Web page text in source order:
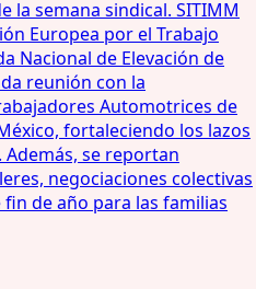
la semana sindical. SITIMM
Europea por el Trabajo
Nacional de Elevación de
reunión con la
Automotrices de
fortaleciendo los lazos
se reportan
negociaciones colectivas
de año para las familias